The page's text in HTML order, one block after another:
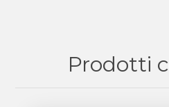
Prodotti